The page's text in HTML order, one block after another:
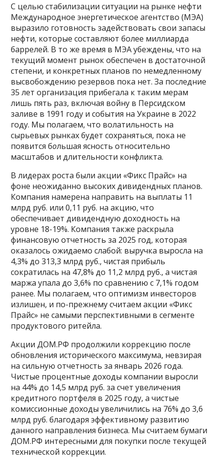
С целью стабилизации ситуации на рынке нефти
Международное энергетическое агентство (МЭА)
выразило готовность задействовать свои запасы
нефти, которые составляют более миллиарда
баррелей. В то же время в МЭА убеждены, что на
текущий момент рынок обеспечен в достаточной
степени, и конкретных планов по немедленному
высвобождению резервов пока нет. За последние
35 лет организация прибегала к таким мерам
лишь пять раз, включая войну в Персидском
заливе в 1991 году и события на Украине в 2022
году. Мы полагаем, что волатильность на
сырьевых рынках будет сохраняться, пока не
появится большая ясность относительно
масштабов и длительности конфликта.
В лидерах роста были акции «Фикс Прайс» на
фоне неожиданно высоких дивидендных планов.
Компания намерена направить на выплаты 11
млрд руб. или 0,11 руб. на акцию, что
обеспечивает дивидендную доходность на
уровне 18-19%. Компания также раскрыла
финансовую отчетность за 2025 год, которая
оказалось ожидаемо слабой: выручка выросла на
4,3% до 313,3 млрд руб., чистая прибыль
сократилась на 47,8% до 11,2 млрд руб., а чистая
маржа упала до 3,6% по сравнению с 7,1% годом
ранее. Мы полагаем, что оптимизм инвесторов
излишен, и по-прежнему считаем акции «Фикс
Прайс» не самыми перспективными в сегменте
продуктового ритейла.
Акции ДОМ.РФ продолжили коррекцию после
обновления исторического максимума, невзирая
на сильную отчетность за январь 2026 года.
Чистые процентные доходы компании выросли
на 44% до 14,5 млрд руб. за счет увеличения
кредитного портфеля в 2025 году, а чистые
комиссионные доходы увеличились на 76% до 3,6
млрд руб. благодаря эффективному развитию
данного направления бизнеса. Мы считаем бумаги
ДОМ.РФ интересными для покупки после текущей
технической коррекции.